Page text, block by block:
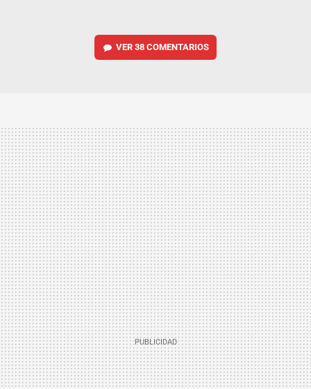
VER 38 COMENTARIOS